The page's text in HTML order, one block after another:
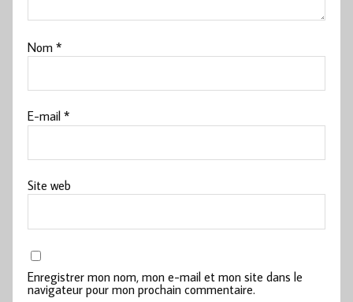
Nom*
E-mail*
Site web
Enregistrer mon nom, mon e-mail et mon site dans le
navigateur pour mon prochain commentaire.